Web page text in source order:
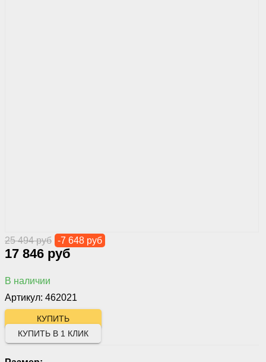
25 494 руб -7 648 руб
17 846 руб
В наличии
Артикул: 462021
КУПИТЬ В 1 КЛИК